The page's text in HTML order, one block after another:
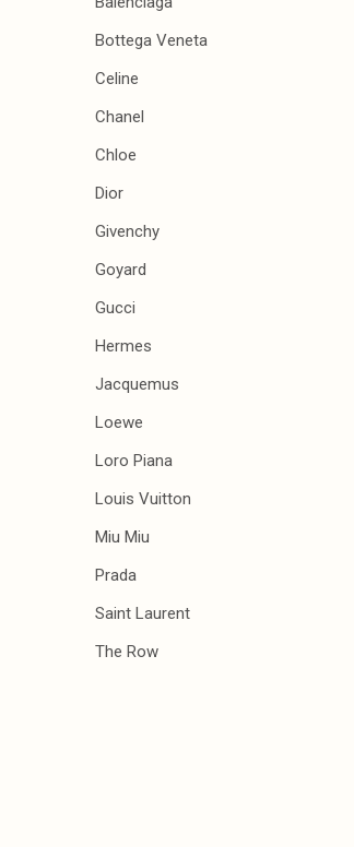
Bottega Veneta
Celine
Chanel
Chloe
Dior
Givenchy
Goyard
Gucci
Hermes
Jacquemus
Loewe
Loro Piana
Louis Vuitton
Miu Miu
Prada
Saint Laurent
The Row